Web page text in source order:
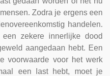
Zodra je ergens een
handelen.
zekere innerlijke dood
aangedaan hebt. Een
voorwaarde voor het werk
een last hebt, moet je